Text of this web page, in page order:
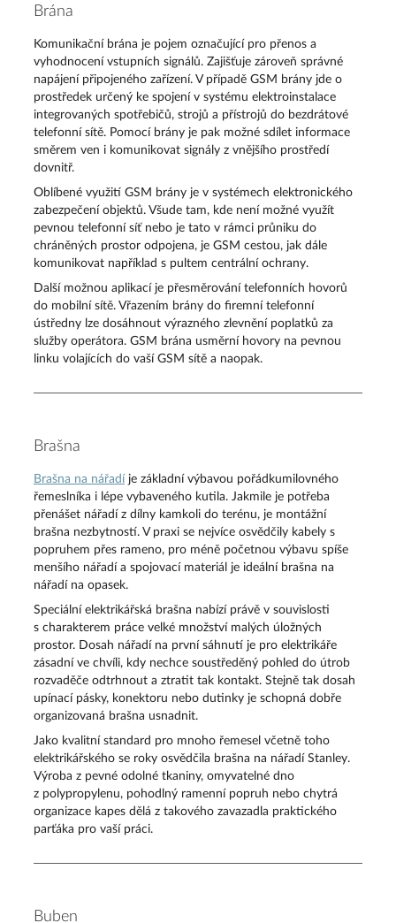
Brána
Komunikační brána je pojem označující pro přenos a
vyhodnocení vstupních signálů. Zajišťuje zároveň správné
napájení připojeného zařízení. V případě GSM brány jde o
prostředek určený ke spojení v systému elektroinstalace
integrovaných spotřebičů, strojů a přístrojů do bezdrátové
telefonní sítě. Pomocí brány je pak možné sdílet informace
směrem ven i komunikovat signály z vnějšího prostředí
dovnitř.
Oblíbené využití GSM brány je v systémech elektronického
zabezpečení objektů. Všude tam, kde není možné využít
pevnou telefonní síť nebo je tato v rámci průniku do
chráněných prostor odpojena, je GSM cestou, jak dále
komunikovat například s pultem centrální ochrany.
Další možnou aplikací je přesměrování telefonních hovorů
do mobilní sítě. Vřazením brány do firemní telefonní
ústředny lze dosáhnout výrazného zlevnění poplatků za
služby operátora. GSM brána usměrní hovory na pevnou
linku volajících do vaší GSM sítě a naopak.
Brašna
Brašna na nářadí je základní výbavou pořádkumilovného
řemeslníka i lépe vybaveného kutila. Jakmile je potřeba
přenášet nářadí z dílny kamkoli do terénu, je montážní
brašna nezbytností. V praxi se nejvíce osvědčily kabely s
popruhem přes rameno, pro méně početnou výbavu spíše
menšího nářadí a spojovací materiál je ideální brašna na
nářadí na opasek.
Speciální elektrikářská brašna nabízí právě v souvislosti
s charakterem práce velké množství malých úložných
prostor. Dosah nářadí na první sáhnutí je pro elektrikáře
zásadní ve chvíli, kdy nechce soustředěný pohled do útrob
rozvaděče odtrhnout a ztratit tak kontakt. Stejně tak dosah
upínací pásky, konektoru nebo dutinky je schopná dobře
organizovaná brašna usnadnit.
Jako kvalitní standard pro mnoho řemesel včetně toho
elektrikářského se roky osvědčila brašna na nářadí Stanley.
Výroba z pevné odolné tkaniny, omyvatelné dno
z polypropylenu, pohodlný ramenní popruh nebo chytrá
organizace kapes dělá z takového zavazadla praktického
parťáka pro vaší práci.
Buben